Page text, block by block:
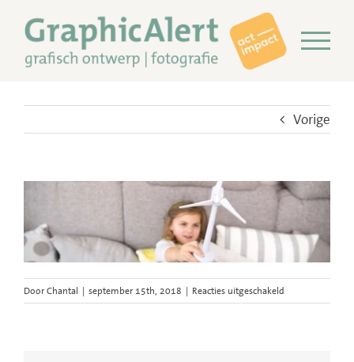
naar
inhoud
Vorige
DoorChantal | september 15th, 2018 | Reacties uitgeschakeld